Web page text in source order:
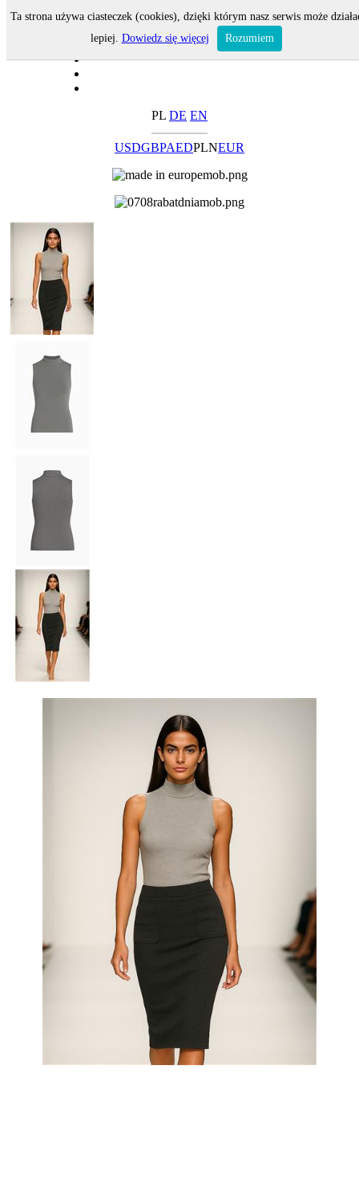
PL DE EN
USDGBPAEDPLNEUR
Ta strona używa ciasteczek (cookies), dzięki którym nasz serwis może
lepiej. Dowiedz się więcej Rozumiem